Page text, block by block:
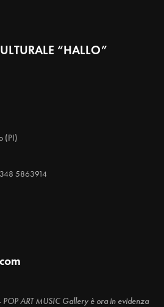
“HALLO”
(PI)
5863914
ART MUSIC Gallery è ora in evidenza